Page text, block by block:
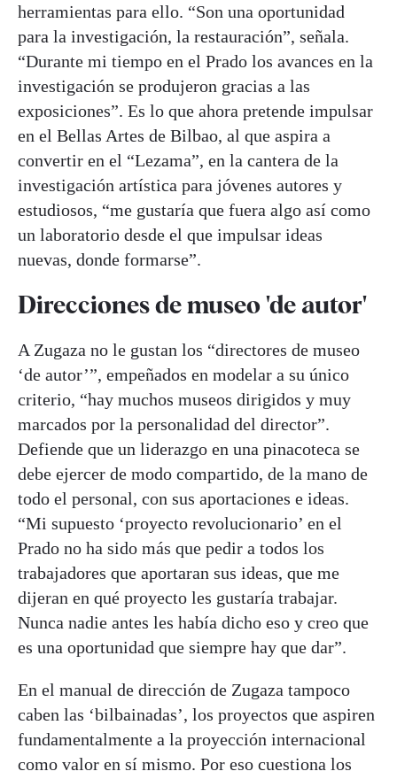
herramientas para ello. “Son una oportunidad
para la investigación, la restauración”, señala.
“Durante mi tiempo en el Prado los avances en la
investigación se produjeron gracias a las
exposiciones”. Es lo que ahora pretende impulsar
en el Bellas Artes de Bilbao, al que aspira a
convertir en el “Lezama”, en la cantera de la
investigación artística para jóvenes autores y
estudiosos, “me gustaría que fuera algo así como
un laboratorio desde el que impulsar ideas
nuevas, donde formarse”.
Direcciones de museo 'de autor'
A Zugaza no le gustan los “directores de museo
‘de autor’”, empeñados en modelar a su único
criterio, “hay muchos museos dirigidos y muy
marcados por la personalidad del director”.
Defiende que un liderazgo en una pinacoteca se
debe ejercer de modo compartido, de la mano de
todo el personal, con sus aportaciones e ideas.
“Mi supuesto ‘proyecto revolucionario’ en el
Prado no ha sido más que pedir a todos los
trabajadores que aportaran sus ideas, que me
dijeran en qué proyecto les gustaría trabajar.
Nunca nadie antes les había dicho eso y creo que
es una oportunidad que siempre hay que dar”.
En el manual de dirección de Zugaza tampoco
caben las ‘bilbainadas’, los proyectos que aspiren
fundamentalmente a la proyección internacional
como valor en sí mismo. Por eso cuestiona los